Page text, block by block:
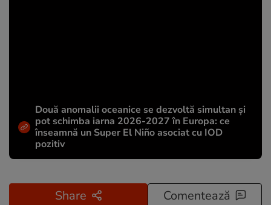
Două anomalii oceanice se dezvoltă simultan și
pot schimba iarna 2026-2027 în Europa: ce
înseamnă un Super El Niño asociat cu IOD
pozitiv
Share Comentează